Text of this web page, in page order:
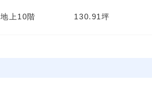
地上10階 130.91坪